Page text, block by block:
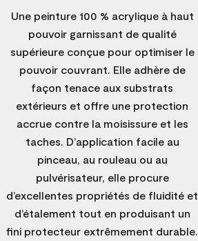
Une peinture 100 % acrylique à haut
pouvoir garnissant de qualité
supérieure conçue pour optimiser le
pouvoir couvrant. Elle adhère de
façon tenace aux substrats
extérieurs et offre une protection
accrue contre la moisissure et les
taches. D’application facile au
pinceau, au rouleau ou au
pulvérisateur, elle procure
d’excellentes propriétés de fluidité et
d’étalement tout en produisant un
fini protecteur extrêmement durable.